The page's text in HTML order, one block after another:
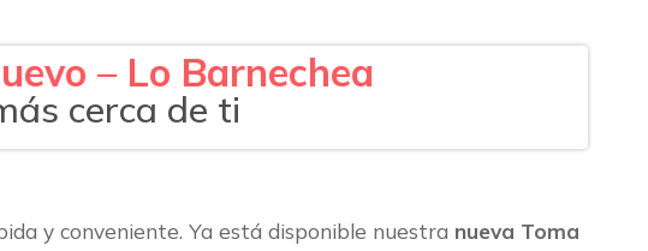
– Lo Barnechea
cerca de ti
y conveniente. Ya está disponible nuestra nueva Toma